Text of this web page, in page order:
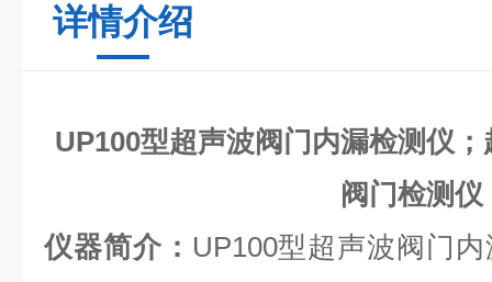
详情介绍
UP100型超声波阀门内漏检测仪
阀门检测仪
仪器简介： UP100型超声波阀门